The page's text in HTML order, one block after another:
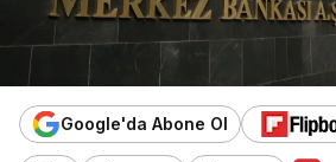
Google'da Abone Ol